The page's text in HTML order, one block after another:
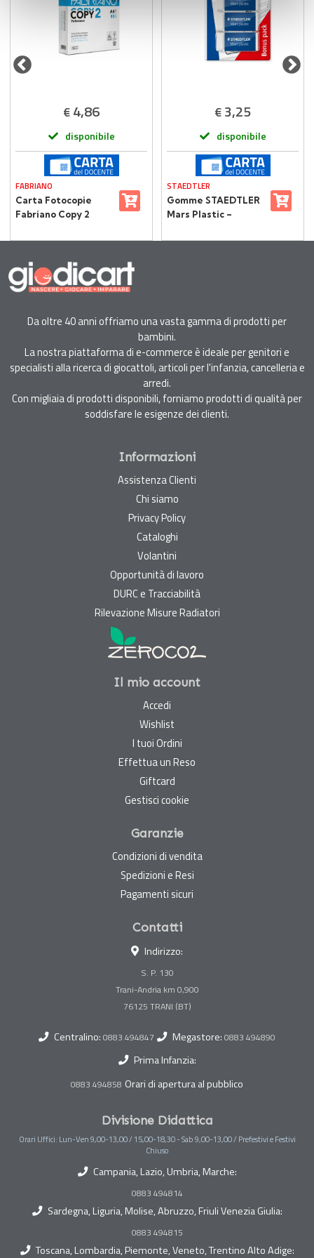
con altre informazioni che ha fornito loro o che hanno
raccolto dal suo utilizzo dei loro servizi.
€4,86
disponibile
FABRIANO
Carta Fotocopie
Fabriano Copy 2
Alta Qualità,
Sostenibilità
€3,25
disponibile
STAEDTLER
Gomme STAEDTLER
Mars Plastic –
Da oltre 40 anni offriamo una vasta gamma di prodotti per
bambini.
La nostra piattaforma di e-commerce è ideale per genitori e
specialisti alla ricerca di giocattoli, articoli per l'infanzia, cancelleria e
arredi.
Con migliaia di prodotti disponibili, forniamo prodotti di qualità per
soddisfare le esigenze dei clienti.
Informazioni
Assistenza Clienti
Chi siamo
Privacy Policy
Cataloghi
Volantini
Opportunità di lavoro
DURC e Tracciabilità
Rilevazione Misure Radiatori
Il mio account
Accedi
Wishlist
I tuoi Ordini
Effettua un Reso
Giftcard
Gestisci cookie
Garanzie
Condizioni di vendita
Spedizioni e Resi
Pagamenti sicuri
Contatti
Indirizzo:
S. P. 130
Trani-Andria km 0,900
Centralino: 0883 494847 Megastore: 0883 494890
Prima Infanzia:
0883 494858 Orari di apertura al pubblico
Divisione Didattica
Orari Uffici: Lun-Ven 9,00-13,00 / 15,00-18,30 - Sab 9,00-13,00 / Prefestivi e Festivi
Chiuso
Campania, Lazio, Umbria, Marche:
0883 494814
Sardegna, Liguria, Molise, Abruzzo, Friuli Venezia Giulia:
0883 494815
Toscana, Lombardia, Piemonte, Veneto, Trentino Alto Adige: